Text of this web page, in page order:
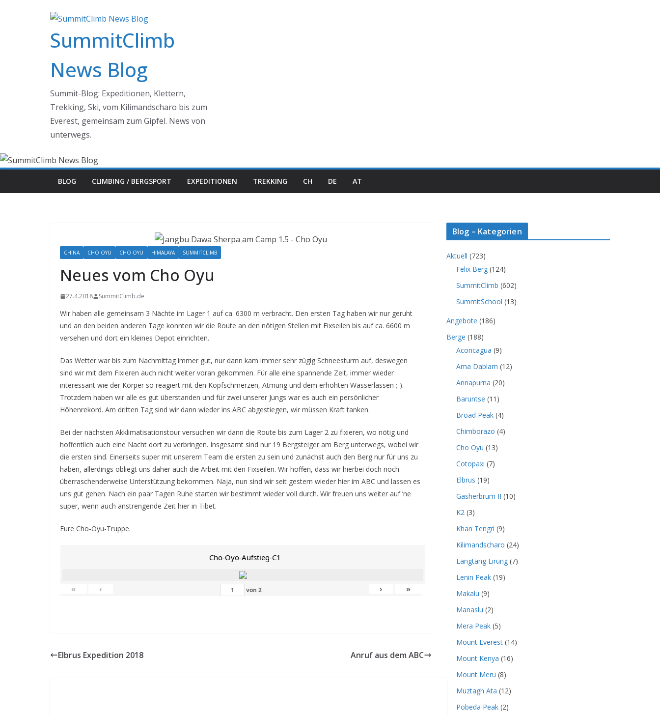
SummitClimb
News Blog
Summit-Blog: Expeditionen, Klettern,
Trekking, Ski, vom Kilimandscharo bis zum
Everest, gemeinsam zum Gipfel. News von
unterwegs.
BLOG CLIMBING / BERGSPORT EXPEDITIONEN TREKKING CH DE AT
CHINA CHO OYU CHO OYU HIMALAYA SUMMITCLIMB
Neues vom Cho Oyu
27.4.2018 SummitClimb.de
Wir haben alle gemeinsam 3 Nächte im Lager 1 auf ca. 6300 m verbracht. Den ersten Tag haben wir nur geruht
und an den beiden anderen Tage konnten wir die Route an den nötigen Stellen mit Fixseilen bis auf ca. 6600 m
versehen und dort ein kleines Depot einrichten.
Das Wetter war bis zum Nachmittag immer gut, nur dann kam immer sehr zügig Schneesturm auf, deswegen
sind wir mit dem Fixieren auch nicht weiter voran gekommen. Für alle eine spannende Zeit, immer wieder
interessant wie der Körper so reagiert mit den Kopfschmerzen, Atmung und dem erhöhten Wasserlassen ;-).
Trotzdem haben wir alle es gut überstanden und für zwei unserer Jungs war es auch ein persönlicher
Höhenrekord. Am dritten Tag sind wir dann wieder ins ABC abgestiegen, wir müssen Kraft tanken.
Bei der nächsten Akklimatisationstour versuchen wir dann die Route bis zum Lager 2 zu fixieren, wo nötig und
hoffentlich auch eine Nacht dort zu verbringen. Insgesamt sind nur 19 Bergsteiger am Berg unterwegs, wobei wir
die ersten sind. Einerseits super mit unserem Team die ersten zu sein und zunächst auch den Berg nur für uns zu
haben, allerdings obliegt uns daher auch die Arbeit mit den Fixseilen. Wir hoffen, dass wir hierbei doch noch
überraschenderweise Unterstützung bekommen. Naja, nun sind wir seit gestern wieder hier im ABC und lassen es
uns gut gehen. Nach ein paar Tagen Ruhe starten wir bestimmt wieder voll durch. Wir freuen uns weiter auf ’ne
super, wenn auch anstrengende Zeit hier in Tibet.
Eure Cho-Oyu-Truppe.
Cho-Oyo-Aufstieg-C1
« ‹ von 2 › »
Elbrus Expedition 2018 Anruf aus dem ABC
Blog – Kategorien
Aktuell (723)
Felix Berg (124)
SummitClimb (602)
SummitSchool (13)
Angebote (186)
Berge (188)
Aconcagua (9)
Ama Dablam (12)
Annapurna (20)
Baruntse (11)
Broad Peak (4)
Chimborazo (4)
Cho Oyu (13)
Cotopaxi (7)
Elbrus (19)
Gasherbrum II (10)
K2 (3)
Khan Tengri (9)
Kilimandscharo (24)
Langtang Lirung (7)
Lenin Peak (19)
Makalu (9)
Manaslu (2)
Mera Peak (5)
Mount Everest (14)
Mount Kenya (16)
Mount Meru (8)
Muztagh Ata (12)
Pobeda Peak (2)